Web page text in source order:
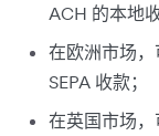
ACH 的本地
在欧洲市场，
SEPA 收款；
在英国市场